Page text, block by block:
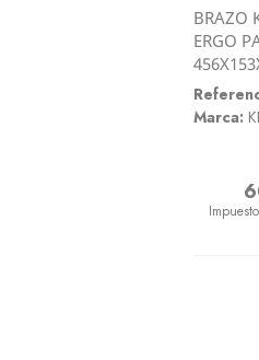
BRAZO
ERGO
Marca:
Precio